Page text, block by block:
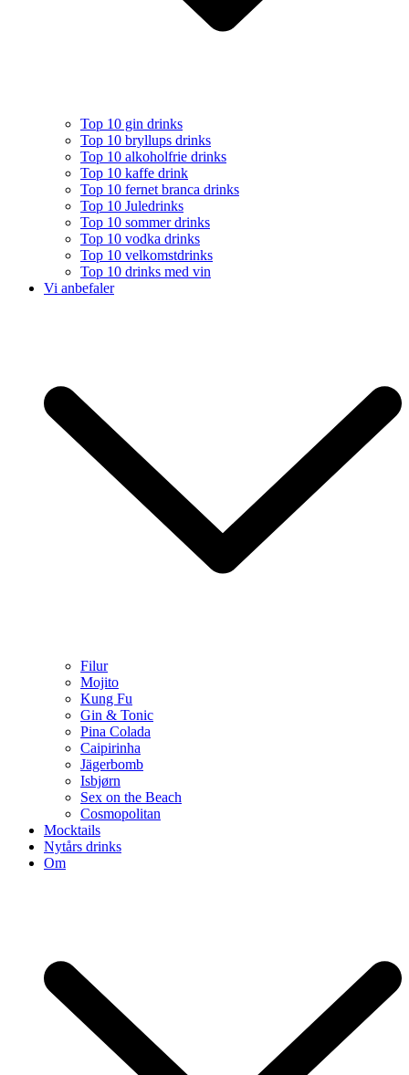
Top 10 gin drinks
Top 10 bryllups drinks
Top 10 alkoholfrie drinks
Top 10 kaffe drink
Top 10 fernet branca drinks
Top 10 Juledrinks
Top 10 sommer drinks
Top 10 vodka drinks
Top 10 velkomstdrinks
Top 10 drinks med vin
Vi anbefaler
Filur
Mojito
Kung Fu
Gin & Tonic
Pina Colada
Caipirinha
Jägerbomb
Isbjørn
Sex on the Beach
Cosmopolitan
Mocktails
Nytårs drinks
Om